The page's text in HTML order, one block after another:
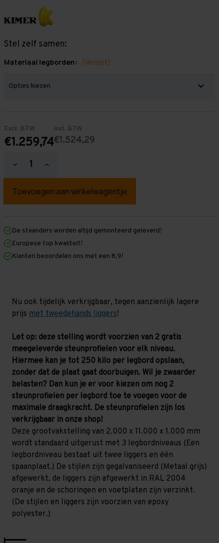
Stel zelf samen:
Materiaal legborden: (Vereist)
Excl. BTW
€1.259,74
Incl. BTW
€1.524,29
Hoeveelheid
verlagen
Grootvakstelling
mm
mm
x
1.200
mm
Hoeveelheid
verhogen
Grootvakstelling
mm
mm
1.200
mm
De staanders worden altijd gemonteerd geleverd!
Europese top kwaliteit!
Klanten beoordelen ons met een 8,9!
Nu ook tijdelijk verkrijgbaar, tegen aanzienlijk lagere
prijs met tweedehands liggers!
Let op: deze stelling wordt voorzien van 2 gratis
meegeleverde steunprofielen voor elk niveau.
Hiermee kan je tot 250 kilo per legbord opslaan,
zonder dat de plaat gaat doorbuigen. Wil je zwaarder
belasten? Dan kun je er voor kiezen om nog 2
steunprofielen per legbord toe te voegen voor de
maximale draagkracht. De steunprofielen zijn los
verkrijgbaar in onze shop!
Deze grootvakstelling van 2.000 x 11.000 x 1.000 mm
wordt standaard uitgerust met 3 legbordniveaus (Een
legbordniveau bestaat uit twee liggers en één
spaanplaat.) De stijlen zijn gegalvaniseerd (Metaal grijs)
afgewerkt, de liggers zijn afgewerkt in RAL 2004
oranje en de schoringen en voetplaten zijn verzinkt.
(De stijlen en liggers zijn voorzien van epoxy
polyester.)